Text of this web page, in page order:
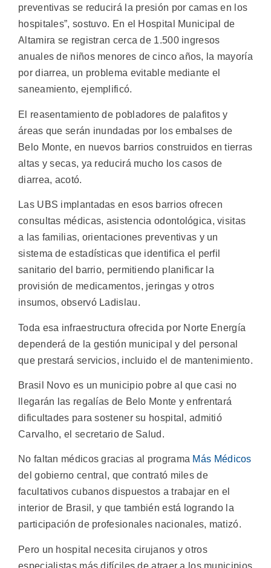
preventivas se reducirá la presión por camas en los
hospitales”, sostuvo. En el Hospital Municipal de
Altamira se registran cerca de 1.500 ingresos
anuales de niños menores de cinco años, la mayoría
por diarrea, un problema evitable mediante el
saneamiento, ejemplificó.
El reasentamiento de pobladores de palafitos y
áreas que serán inundadas por los embalses de
Belo Monte, en nuevos barrios construidos en tierras
altas y secas, ya reducirá mucho los casos de
diarrea, acotó.
Las UBS implantadas en esos barrios ofrecen
consultas médicas, asistencia odontológica, visitas
a las familias, orientaciones preventivas y un
sistema de estadísticas que identifica el perfil
sanitario del barrio, permitiendo planificar la
provisión de medicamentos, jeringas y otros
insumos, observó Ladislau.
Toda esa infraestructura ofrecida por Norte Energía
dependerá de la gestión municipal y del personal
que prestará servicios, incluido el de mantenimiento.
Brasil Novo es un municipio pobre al que casi no
llegarán las regalías de Belo Monte y enfrentará
dificultades para sostener su hospital, admitió
Carvalho, el secretario de Salud.
No faltan médicos gracias al programa Más Médicos
del gobierno central, que contrató miles de
facultativos cubanos dispuestos a trabajar en el
interior de Brasil, y que también está logrando la
participación de profesionales nacionales, matizó.
Pero un hospital necesita cirujanos y otros
especialistas más difíciles de atraer a los municipios